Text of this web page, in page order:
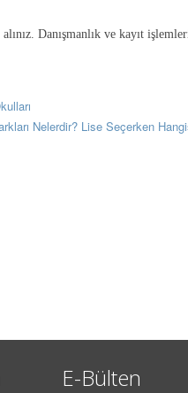
Danışmanlık ve kayıt
Nelerdir? Lise Seçerken
E-Bülten